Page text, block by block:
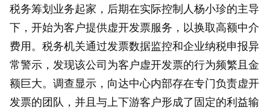
税务筹划业务起家，后期在实际控制人杨小珍的主导
下，开始为客户提供虚开发票服务，以换取高额中介
费用。税务机关通过发票数据监控和企业纳税申报异
常警示，发现该公司为客户虚开发票的行为频繁且金
额巨大。调查显示，向达中心内部存在专门负责虚开
发票的团队，并且与上下游客户形成了固定的利益输